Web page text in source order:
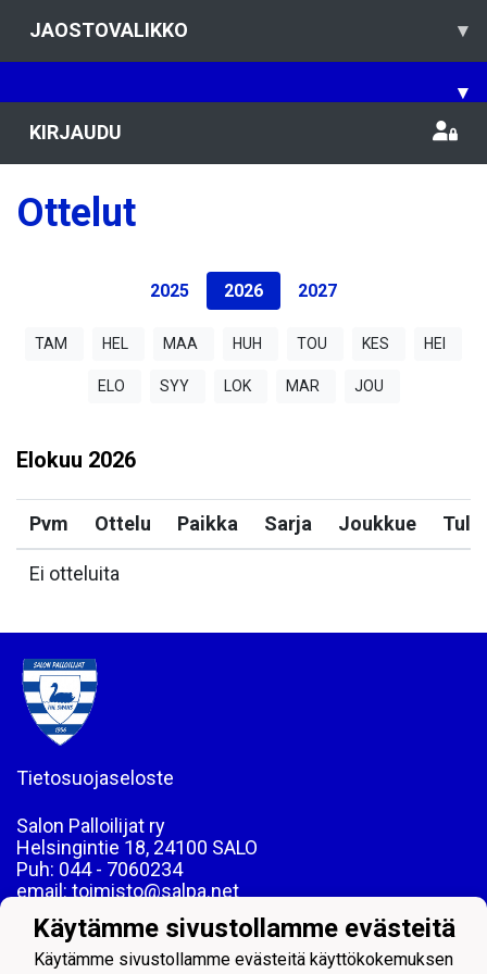
JAOSTOVALIKKO ▾
▾
KIRJAUDU
Ottelut
2025 2026 2027
TAM HEL MAA HUH TOU KES HEI
ELO SYY LOK MAR JOU
Elokuu 2026
Pvm Ottelu Paikka Sarja Joukkue
Ei otteluita
Tietosuojaseloste
Salon Palloilijat ry
Helsingintie 18, 24100 SALO
Puh: 044 - 7060234
email: toimisto@salpa.net
LY 0139538-2
Käytämme sivustollamme evästeitä
Käytämme sivustollamme evästeitä käyttökokemuksen